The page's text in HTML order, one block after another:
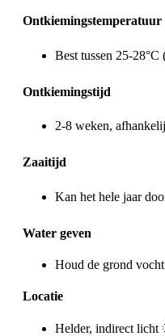
Ontkiemingstemperatuur
Best tussen 25-28°C
Ontkiemingstijd
2-8 weken,
Zaaitijd
Kan het hele jaar
Water geven
Houd de grond
Locatie
Helder, indirect licht